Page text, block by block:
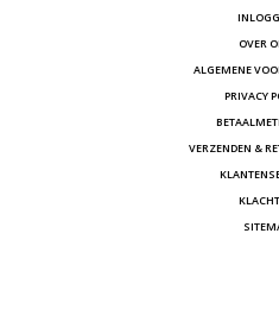
OVER
ALGEMENE
PRIVACY
VERZENDEN &